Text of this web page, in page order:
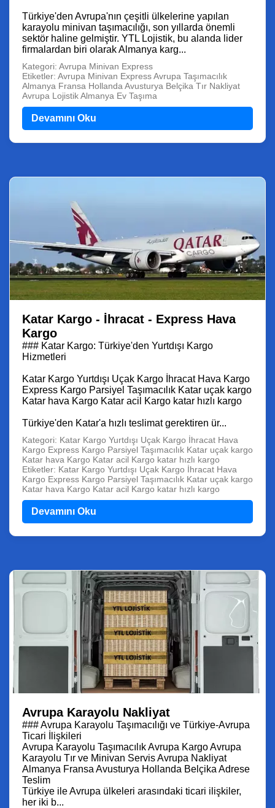
Türkiye'den Avrupa'nın çeşitli ülkelerine yapılan
karayolu minivan taşımacılığı, son yıllarda önemli
sektör haline gelmiştir. YTL Lojistik, bu alanda lider
firmalardan biri olarak Almanya karg...
Kategori: Avrupa Minivan Express
Etiketler: Avrupa Minivan Express Avrupa Taşımacılık
Almanya Fransa Hollanda Avusturya Belçika Tır Nakliyat
Avrupa Lojistik Almanya Ev Taşıma
Devamını Oku
Katar Kargo - İhracat - Express Hava
Kargo
### Katar Kargo: Türkiye'den Yurtdışı Kargo
Hizmetleri
Katar Kargo Yurtdışı Uçak Kargo İhracat Hava Kargo
Express Kargo Parsiyel Taşımacılık Katar uçak kargo
Katar hava Kargo Katar acil Kargo katar hızlı kargo
Türkiye'den Katar'a hızlı teslimat gerektiren ür...
Kategori: Katar Kargo Yurtdışı Uçak Kargo İhracat Hava
Kargo Express Kargo Parsiyel Taşımacılık Katar uçak kargo
Katar hava Kargo Katar acil Kargo katar hızlı kargo
Etiketler: Katar Kargo Yurtdışı Uçak Kargo İhracat Hava
Kargo Express Kargo Parsiyel Taşımacılık Katar uçak kargo
Katar hava Kargo Katar acil Kargo katar hızlı kargo
Devamını Oku
Avrupa Karayolu Nakliyat
### Avrupa Karayolu Taşımacılığı ve Türkiye-Avrupa
Ticari İlişkileri
Avrupa Karayolu Taşımacılık Avrupa Kargo Avrupa
Karayolu Tır ve Minivan Servis Avrupa Nakliyat
Almanya Fransa Avusturya Hollanda Belçika Adrese
Teslim
Türkiye ile Avrupa ülkeleri arasındaki ticari ilişkiler,
her iki b...